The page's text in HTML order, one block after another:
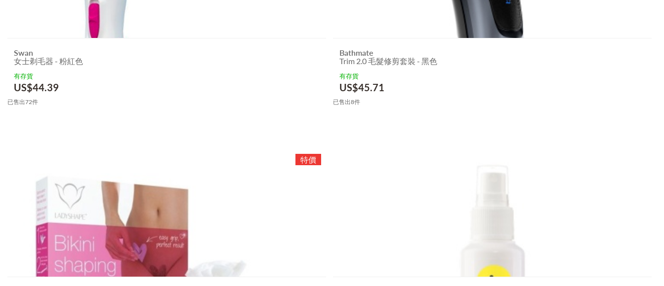
Swan
女士剃毛器 - 粉紅色
有存貨
US$44.39
已售出72件
Bathmate
Trim 2.0 毛髮修剪套裝 - 黑色
有存貨
US$45.71
已售出8件